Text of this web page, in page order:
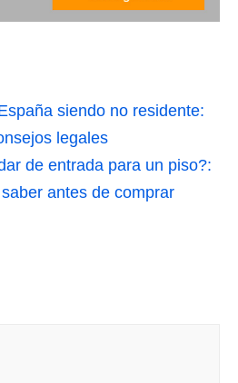
siendo no residente:
legales
de entrada para un piso?:
antes de comprar